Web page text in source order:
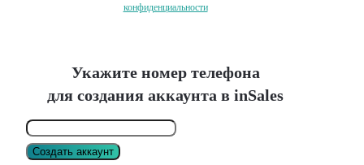
конфиденциальности
Укажите номер телефона
для создания аккаунта в inSales
Создать аккаунт